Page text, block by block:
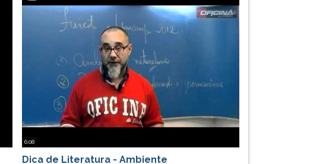
6:08
Dica de Literatura - Ambiente